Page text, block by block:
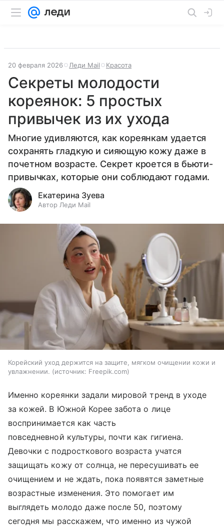
20 февраля 2026 Леди Mail Красота
Секреты молодости
кореянок: 5 простых
привычек из их ухода
Многие удивляются, как кореянкам удается
сохранять гладкую и сияющую кожу даже в
почетном возрасте. Секрет кроется в бьюти-
привычках, которые они соблюдают годами.
Екатерина Зуева
Автор Леди Mail
Корейский уход держится на защите, мягком очищении кожи и
увлажнении.
источник: Freepik.com
Именно кореянки задали мировой тренд в уходе
за кожей. В Южной Корее забота о лице
воспринимается как часть
повседневной культуры, почти как гигиена.
Девочки с подросткового возраста учатся
защищать кожу от солнца, не пересушивать ее
очищением и не ждать, пока появятся заметные
возрастные изменения. Это помогает им
выглядеть молодо даже после 50, поэтому
сегодня мы расскажем, что именно из чужой